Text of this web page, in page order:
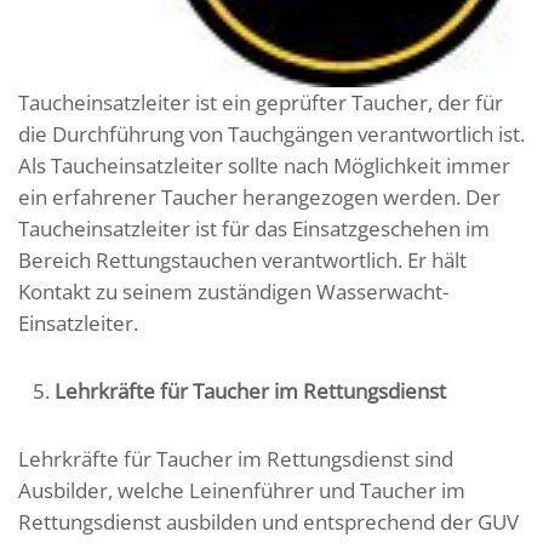
Taucheinsatzleiter ist ein geprüfter Taucher, der für
die Durchführung von Tauchgängen verantwortlich ist.
Als Taucheinsatzleiter sollte nach Möglichkeit immer
ein erfahrener Taucher herangezogen werden. Der
Taucheinsatzleiter ist für das Einsatzgeschehen im
Bereich Rettungstauchen verantwortlich. Er hält
Kontakt zu seinem zuständigen Wasserwacht-
Einsatzleiter.
Lehrkräfte für Taucher im Rettungsdienst
Lehrkräfte für Taucher im Rettungsdienst sind
Ausbilder, welche Leinenführer und Taucher im
Rettungsdienst ausbilden und entsprechend der GUV